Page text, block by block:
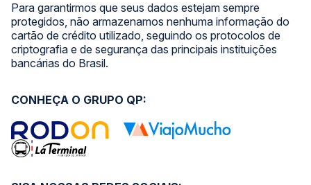
Para garantirmos que seus dados estejam sempre
protegidos, não armazenamos nenhuma informação do
cartão de crédito utilizado, seguindo os protocolos de
criptografia e de segurança das principais instituições
bancárias do Brasil.
CONHEÇA O GRUPO QP: